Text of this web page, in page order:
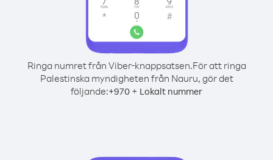
Ringa numret från Viber-knappsatsen.För att ringa
Palestinska myndigheten från Nauru, gör det
följande:+970 + Lokalt nummer